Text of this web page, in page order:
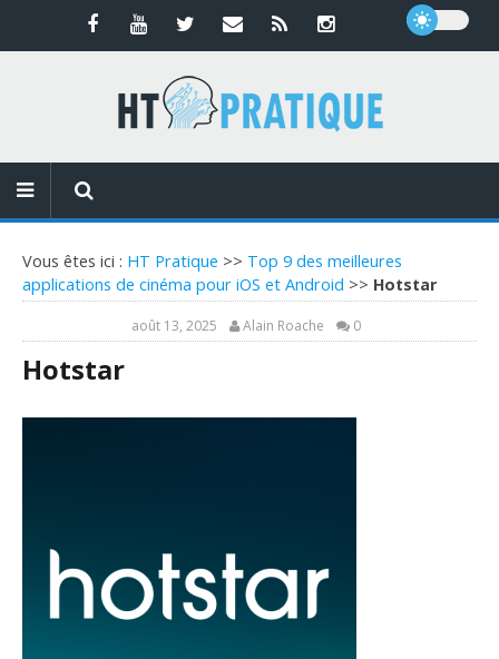
Vous êtes ici : HT Pratique >> Top 9 des meilleures
applications de cinéma pour iOS et Android >> Hotstar
août 13, 2025 Alain Roache 0
Hotstar